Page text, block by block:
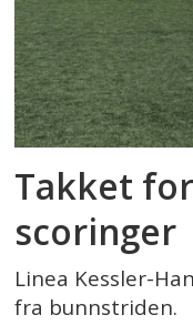
Takket
scoringer
Linea Kessler-
fra bunnstriden.